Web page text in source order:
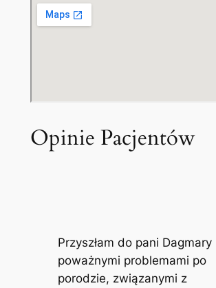
Opinie Pacjentów
Przyszłam do pani Dagmary
poważnymi problemami po
porodzie, związanymi z